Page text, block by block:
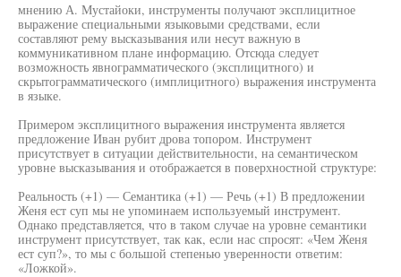
мнению А. Мустайоки, инструменты получают эксплицитное
выражение специальными языковыми средствами, если
составляют рему высказывания или несут важную в
коммуникативном плане информацию. Отсюда следует
возможность явнограмматического (эксплицитного) и
скрытограмматического (имплицитного) выражения инструмента
в языке.
Примером эксплицитного выражения инструмента является
предложение Иван рубит дрова топором. Инструмент
присутствует в ситуации действительности, на семантическом
уровне высказывания и отображается в поверхностной структуре:
Реальность (+1) — Семантика (+1) — Речь (+1) В предложении
Женя ест суп мы не упоминаем используемый инструмент.
Однако представляется, что в таком случае на уровне семантики
инструмент присутствует, так как, если нас спросят: «Чем Женя
ест суп?», то мы с большой степенью уверенности ответим:
«Ложкой».